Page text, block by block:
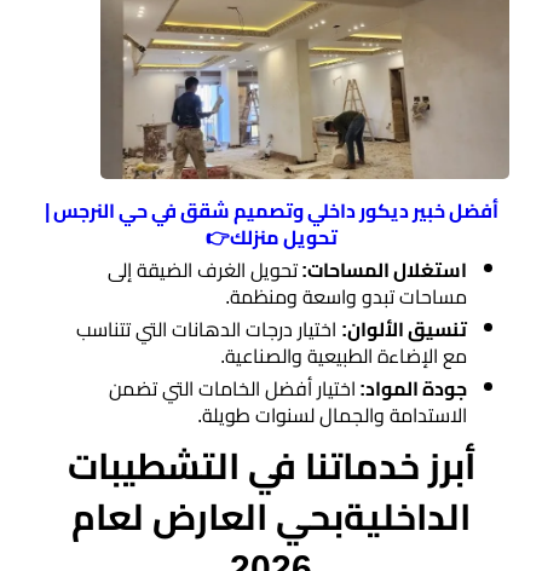
مقاول
ترميم
ديكورات
بالجدران
أفضل خبير ديكور داخلي وتصميم شقق في حي النرجس |
تحويل منزلك👉
​استغلال المساحات:تحويل الغرف الضيقة إلى
مساحات تبدو واسعة ومنظمة.
​تنسيق الألوان: اختيار درجات الدهانات التي تتناسب
مع الإضاءة الطبيعية والصناعية.
​جودة المواد:اختيار أفضل الخامات التي تضمن
الاستدامة والجمال لسنوات طويلة.
​أبرز خدماتنا في التشطيبات
الداخليةبحي العارض لعام